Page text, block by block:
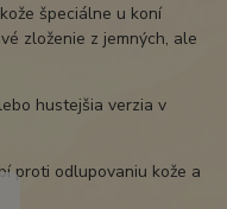
špeciálne u koní
zloženie z jemných, ale
hustejšia verzia v
proti odlupovaniu kože a